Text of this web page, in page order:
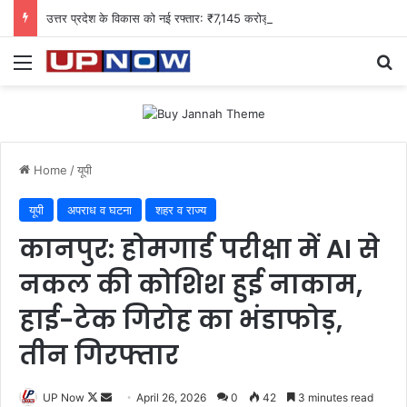
Menu
Home /यूपी
यूपी अपराध व घटना शहर व राज्य
कानपुर: होमगार्ड परीक्षा में AI से
नकल की कोशिश हुई नाकाम,
हाई-टेक गिरोह का भंडाफोड़,
तीन गिरफ्तार
UP Now
Follow
SendApril 26, 2026 0 42 3 minutes read